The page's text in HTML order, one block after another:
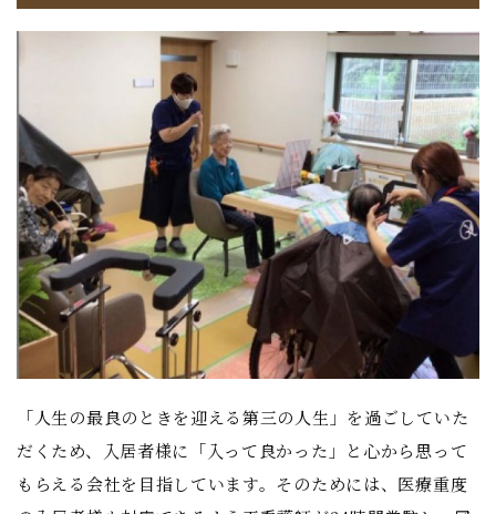
「人生の最良のときを迎える第三の人生」を過ごしていた
だくため、入居者様に「入って良かった」と心から思って
もらえる会社を目指しています。そのためには、医療重度